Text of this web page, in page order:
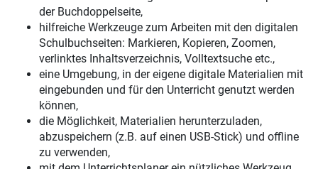
der Buchdoppelseite,
hilfreiche Werkzeuge zum Arbeiten mit den digitalen
Schulbuchseiten: Markieren, Kopieren, Zoomen,
verlinktes Inhaltsverzeichnis, Volltextsuche etc.,
eine Umgebung, in der eigene digitale Materialien mit
eingebunden und für den Unterricht genutzt werden
können,
die Möglichkeit, Materialien herunterzuladen,
abzuspeichern (z.B. auf einen USB-Stick) und offline
zu verwenden,